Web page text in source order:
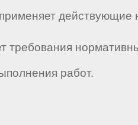
требования
работ.